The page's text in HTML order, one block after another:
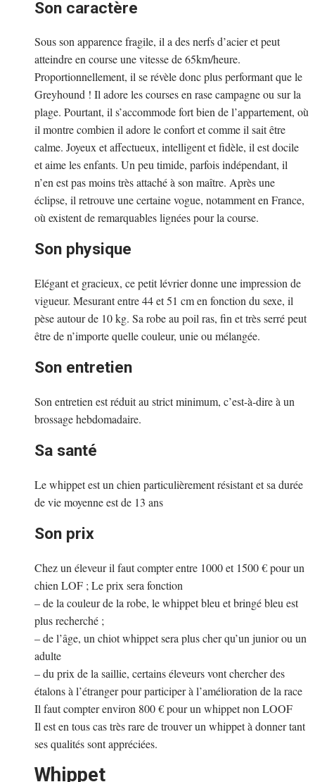
Son caractère
Sous son apparence fragile, il a des nerfs d’acier et peut
atteindre en course une vitesse de 65km/heure.
Proportionnellement, il se révèle donc plus performant que le
Greyhound ! Il adore les courses en rase campagne ou sur la
plage. Pourtant, il s’accommode fort bien de l’appartement, où
il montre combien il adore le confort et comme il sait être
calme. Joyeux et affectueux, intelligent et fidèle, il est docile
et aime les enfants. Un peu timide, parfois indépendant, il
n’en est pas moins très attaché à son maître. Après une
éclipse, il retrouve une certaine vogue, notamment en France,
où existent de remarquables lignées pour la course.
Son physique
Elégant et gracieux, ce petit lévrier donne une impression de
vigueur. Mesurant entre 44 et 51 cm en fonction du sexe, il
pèse autour de 10 kg. Sa robe au poil ras, fin et très serré peut
être de n’importe quelle couleur, unie ou mélangée.
Son entretien
Son entretien est réduit au strict minimum, c’est-à-dire à un
brossage hebdomadaire.
Sa santé
Le whippet est un chien particulièrement résistant et sa durée
de vie moyenne est de 13 ans
Son prix
Chez un éleveur il faut compter entre 1000 et 1500 € pour un
chien LOF ; Le prix sera fonction
– de la couleur de la robe, le whippet bleu et bringé bleu est
plus recherché ;
– de l’âge, un chiot whippet sera plus cher qu’un junior ou un
adulte
– du prix de la saillie, certains éleveurs vont chercher des
étalons à l’étranger pour participer à l’amélioration de la race
Il faut compter environ 800 € pour un whippet non LOOF
Il est en tous cas très rare de trouver un whippet à donner tant
ses qualités sont appréciées.
Whippet